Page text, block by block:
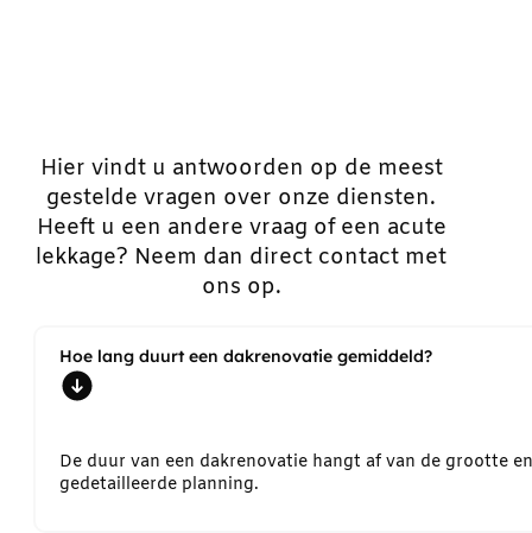
Hier vindt u antwoorden op de meest
gestelde vragen over onze diensten.
Heeft u een andere vraag of een acute
lekkage? Neem dan direct contact met
ons op.
Hoe lang duurt een dakrenovatie gemiddeld?
De duur van een dakrenovatie hangt af van de grootte
gedetailleerde planning.